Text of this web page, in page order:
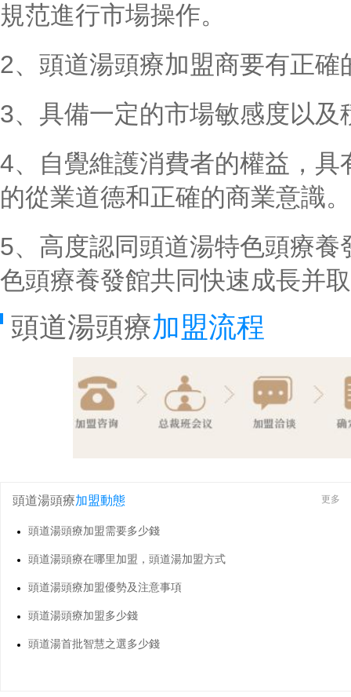
規范進行市場操作。
2、頭道湯頭療加盟商要有正
3、具備一定的市場敏感度以及
4、自覺維護消費者的權益，
的從業道德和正確的商業意識。
5、高度認同頭道湯特色頭療
色頭療養發館共同快速成長并
頭道湯頭療加盟流程
頭道湯頭療加盟動態 更多
頭道湯頭療加盟需要多少錢
頭道湯頭療在哪里加盟，頭道湯加盟方式
頭道湯頭療加盟優勢及注意事項
頭道湯頭療加盟多少錢
頭道湯首批智慧之選多少錢